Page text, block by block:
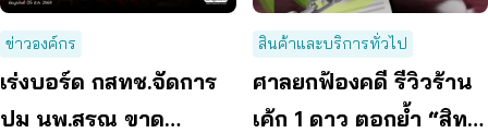
ข่าวองค์กร
เร่งบอร์ด กสทช.จัดการ
ปม นพ.สรณ ขาด
สินค้าและบริการทั่วไป
ศาลยกฟ้องคดี รีวิวร้าน
เค้ก 1 ดาว ตอกย้ำ “สิทธิ